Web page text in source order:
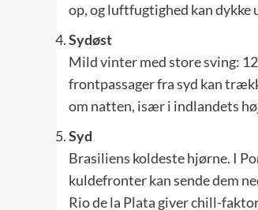
op, og luftfugtighed kan dykke
Sydøst
Mild vinter med store sving:
frontpassager fra syd kan
om natten, især i indlandets
Syd
Brasiliens koldeste hjørne. I
kuldefronter kan sende dem
Rio de la Plata giver chill-